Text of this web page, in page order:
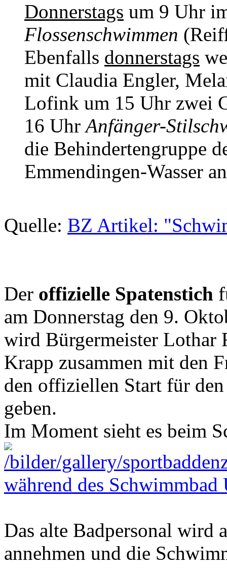
Donnerstags um 9 Uhr
Flossenschwimmen
Ebenfalls donnerstags
mit Claudia Engler,
Lofink um 15 Uhr zwei
16 UhrAnfänger-
die Behindertengruppe
Emmendingen-Wasser
Quelle: BZ Artikel:
Der offizielle Spatenstich
am Donnerstag den 9.
wird Bürgermeister Lothar
Krapp zusammen mit den
den offiziellen Start für
geben.
Im Moment sieht es beim
während des Schwimmbad
Das alte Badpersonal wird
annehmen und die